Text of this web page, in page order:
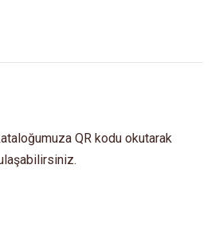
QR kodu okutarak